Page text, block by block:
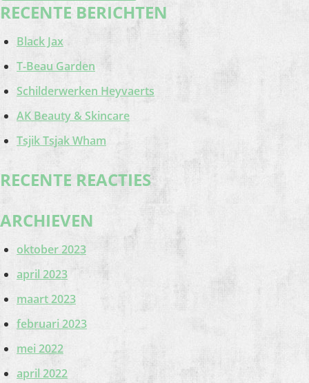
RECENTE BERICHTEN
Black Jax
T-Beau Garden
Schilderwerken Heyvaerts
AK Beauty & Skincare
Tsjik Tsjak Wham
RECENTE REACTIES
ARCHIEVEN
oktober 2023
april 2023
maart 2023
februari 2023
mei 2022
april 2022